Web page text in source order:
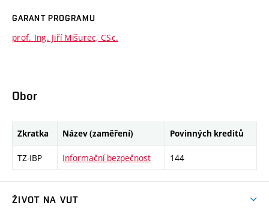
GARANT PROGRAMU
prof. Ing. Jiří Mišurec, CSc.
Obor
Zkratka Název (zaměření) Povinných kreditů
TZ-IBP Informační bezpečnost 144
ŽIVOT NA VUT